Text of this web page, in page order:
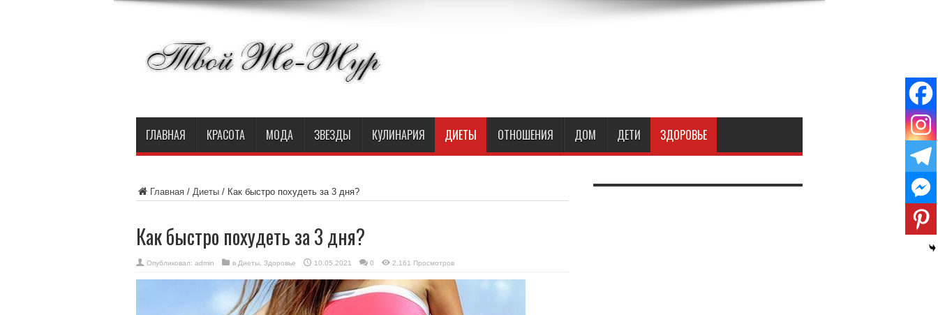
ГЛАВНАЯ КРАСОТА МОДА ЗВЕЗДЫ КУЛИНАРИЯ ДИЕТЫ ОТНОШЕНИЯ ДОМ ДЕТИ ЗДОРОВЬЕ
Главная/ Диеты/ Как быстро похудеть за 3 дня?
Как быстро похудеть за 3 дня?
Опубликовал: admin в Диеты, Здоровье 10.05.2021 0 2,161 Просмотров